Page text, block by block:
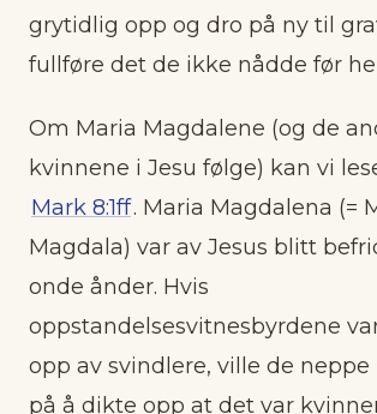
grytidlig opp og dro på ny til
fullføre det de ikke nådde før
Om Maria Magdalene (og de
kvinnene i Jesu følge) kan vi
Mark 8:1ff. Maria Magdalena (=
Magdala) var av Jesus blitt
onde ånder. Hvis
oppstandelsesvitnesbyrdene
opp av svindlere, ville de
på å dikte opp at det var